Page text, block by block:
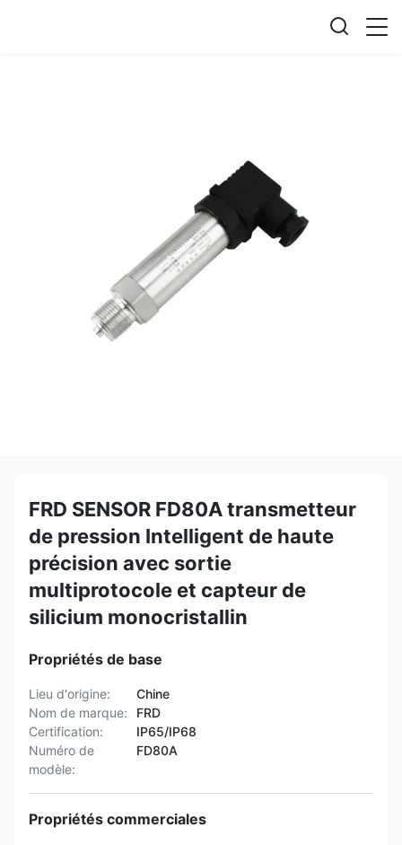
FRD SENSOR FD80A transmetteur
de pression Intelligent de haute
précision avec sortie
multiprotocole et capteur de
silicium monocristallin
Propriétés de base
Lieu d'origine:
Chine
Nom de marque:
FRD
Certification:
IP65/IP68
Numéro de
modèle:
FD80A
Propriétés commerciales